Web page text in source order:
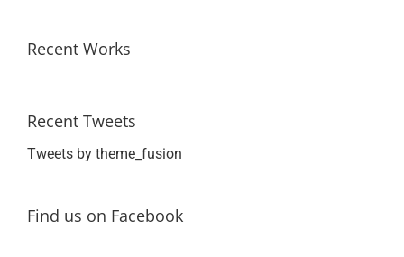
Recent Works
Recent Tweets
Tweets by theme_fusion
Find us on Facebook